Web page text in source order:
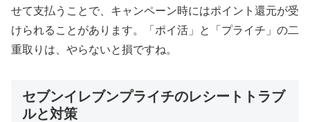
せて支払うことで、キャンペーン時にはポイント還元が受
けられることがあります。「ポイ活」と「プライチ」の二
重取りは、やらないと損ですね。
セブンイレブンプライチのレシートトラブ
ルと対策